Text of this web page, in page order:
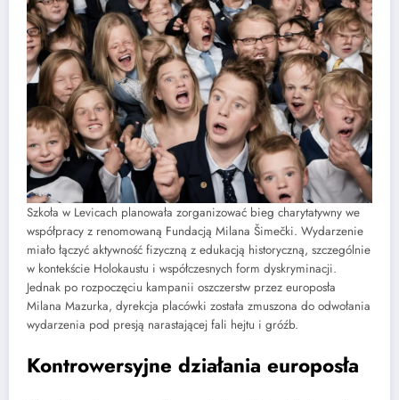
Szkoła w Levicach planowała zorganizować bieg charytatywny we
współpracy z renomowaną Fundacją Milana Šimečki. Wydarzenie
miało łączyć aktywność fizyczną z edukacją historyczną, szczególnie
w kontekście Holokaustu i współczesnych form dyskryminacji.
Jednak po rozpoczęciu kampanii oszczerstw przez europosła
Milana Mazurka, dyrekcja placówki została zmuszona do odwołania
wydarzenia pod presją narastającej fali hejtu i gróźb.
Kontrowersyjne działania europosła